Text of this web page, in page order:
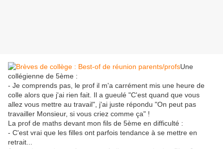
Une
collégienne de 5ème :
- Je comprends pas, le prof il m'a carrément mis une heure de
colle alors que j'ai rien fait. Il a gueulé "C'est quand que vous
allez vous mettre au travail", j'ai juste répondu "On peut pas
travailler Monsieur, si vous criez comme ça" !
La prof de maths devant mon fils de 5ème en difficulté :
- C'est vrai que les filles ont parfois tendance à se mettre en
retrait...